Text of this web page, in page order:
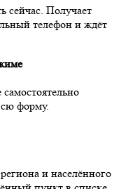
сейчас. Получает
телефон и ждёт
форму.
и населённого